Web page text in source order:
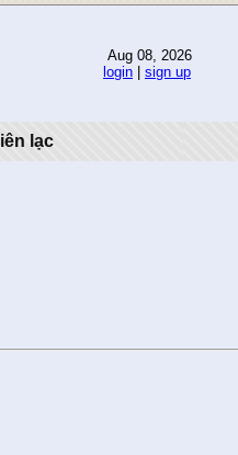
Aug 08, 2026
login
sign up
lạc